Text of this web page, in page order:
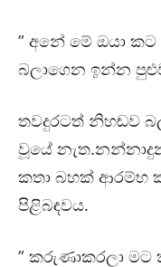
” අනේ මේ ඔයා
බලාගෙන ඉන්න
තවදුරටත් නිහඬව
වූයේ
කතා බහක් ආරම්භ
පිළිබඳවය.
” කරුණාකරලා මට